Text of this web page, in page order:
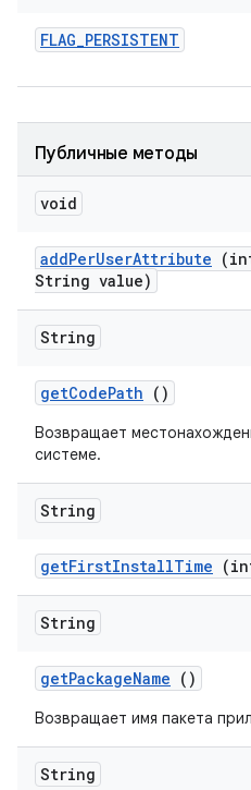
FLAG_PERSISTENT
Публичные методы
void
addPerUserAttribute
String value)
String
getCodePath ()
Возвращает
системе.
String
getFirstInstallTime
String
getPackageName ()
Возвращает имя пакета
String